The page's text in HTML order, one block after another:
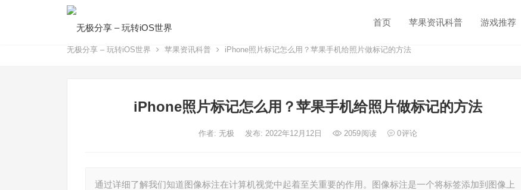
首页 苹果资讯科普 游戏推荐
无极分享 – 玩转iOS世界 苹果资讯科普 iPhone照片标记怎么用？苹果手机给照片做标记的方法
iPhone照片标记怎么用？苹果手机给照片做标记的方法
作者: 无极 发布: 2022年12月12日 2059阅读 0评论
通过详细了解我们知道图像标注在计算机视觉中起着至关重要的作用。图像标注是一个将标签添加到图像上